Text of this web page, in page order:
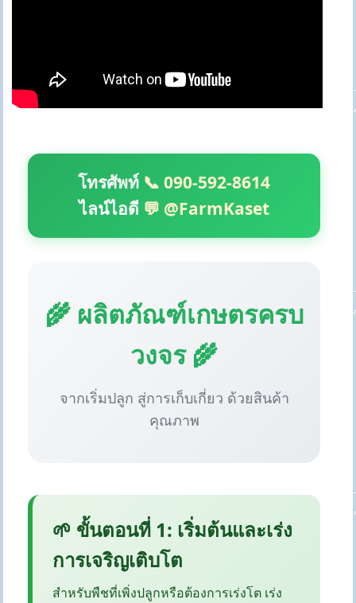
โทรศัพท์ 📞 090-592-8614
ไลน์ไอดี 💬 @FarmKaset
🌾 ผลิตภัณฑ์เกษตรครบ
วงจร 🌾
จากเริ่มปลูก สู่การเก็บเกี่ยว ด้วยสินค้า
คุณภาพ
🌱 ขั้นตอนที่ 1: เริ่มต้นและเร่ง
การเจริญเติบโต
สำหรับพืชที่เพิ่งปลูกหรือต้องการเร่งโต เร่ง